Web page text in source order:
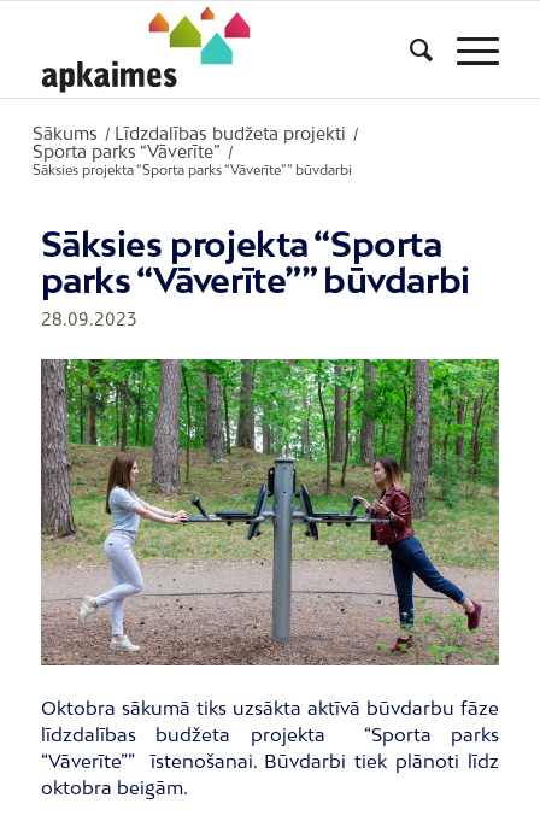
Sākums / Līdzdalības budžeta projekti /
Sporta parks “Vāverīte”
/
Sāksies projekta “Sporta parks “Vāverīte”” būvdarbi
Sāksies projekta “Sporta
parks “Vāverīte”” būvdarbi
28.09.2023
Oktobra sākumā tiks uzsākta aktīvā būvdarbu fāze
līdzdalības budžeta projekta “Sporta parks
“Vāverīte”” īstenošanai. Būvdarbi tiek plānoti līdz
oktobra beigām.